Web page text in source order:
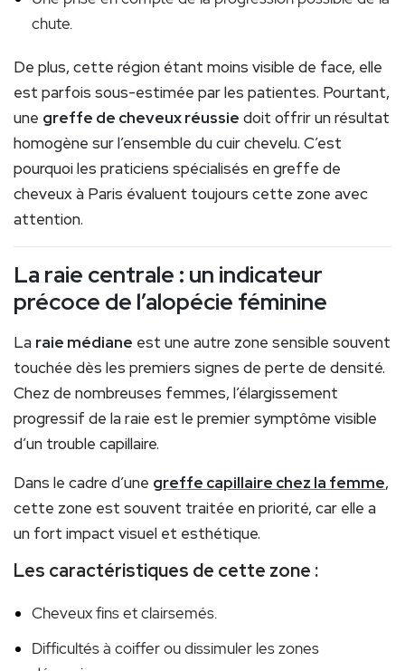
chute.
De plus, cette région étant moins visible de face, elle
est parfois sous-estimée par les patientes. Pourtant,
une greffe de cheveux réussie doit offrir un résultat
homogène sur l’ensemble du cuir chevelu. C’est
pourquoi les praticiens spécialisés en greffe de
cheveux à Paris évaluent toujours cette zone avec
attention.
La raie centrale : un indicateur
précoce de l’alopécie féminine
La raie médiane est une autre zone sensible souvent
touchée dès les premiers signes de perte de densité.
Chez de nombreuses femmes, l’élargissement
progressif de la raie est le premier symptôme visible
d’un trouble capillaire.
Dans le cadre d’une greffe capillaire chez la femme,
cette zone est souvent traitée en priorité, car elle a
un fort impact visuel et esthétique.
Les caractéristiques de cette zone :
Cheveux fins et clairsemés.
Difficultés à coiffer ou dissimuler les zones